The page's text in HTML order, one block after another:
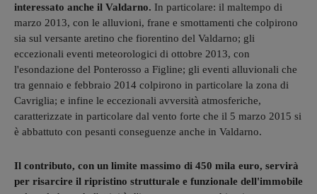
interessato anche il Valdarno. In particolare: il maltempo di
marzo 2013, con le alluvioni, frane e smottamenti che colpirono
sia sul versante aretino che fiorentino del Valdarno; gli
eccezionali eventi meteorologici di ottobre 2013, con
l'esondazione del Ponterosso a Figline; gli eventi alluvionali che
tra gennaio e febbraio 2014 colpirono in particolare la zona di
Cavriglia; e infine le eccezionali avversità atmosferiche,
caratterizzate in particolare dal vento forte che il 5 marzo 2015 si
è abbattuto con pesanti conseguenze anche in Valdarno.
Il contributo, con un limite massimo di 450 mila euro, servirà
per risarcire il ripristino strutturale e funzionale dell'immobile